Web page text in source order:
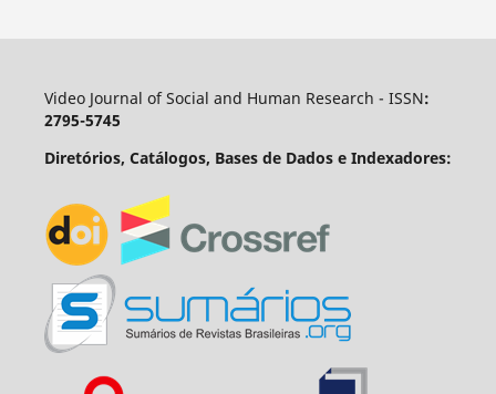
Video Journal of Social and Human Research - ISSN:
2795-5745
Diretórios, Catálogos, Bases de Dados e Indexadores: